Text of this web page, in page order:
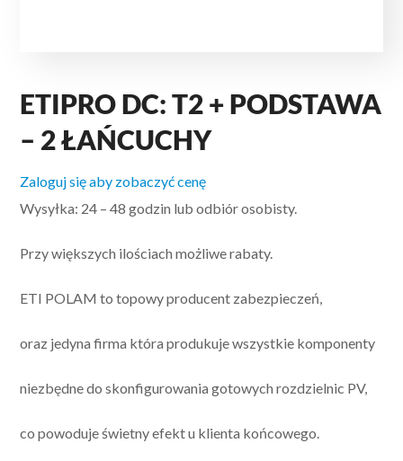
ETIPRO DC: T2 + PODSTAWA
– 2 ŁAŃCUCHY
Zaloguj się aby zobaczyć cenę
Wysyłka: 24 – 48 godzin lub odbiór osobisty.
Przy większych ilościach możliwe rabaty.
ETI POLAM to topowy producent zabezpieczeń,
oraz jedyna firma która produkuje wszystkie komponenty
niezbędne do skonfigurowania gotowych rozdzielnic PV,
co powoduje świetny efekt u klienta końcowego.